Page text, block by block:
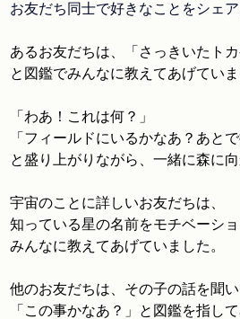
お友だち同士で好きなことをシェア
あるお友だちは、「さっきいたトカ
と図鑑でみんなに教えてあげていま
「わあ！これは何？」
「フィールドにいるかなあ？あと
と盛り上がりながら、一緒に森に向
宇宙のことに詳しいお友だちは、
知っている星の名前をモチベーシ
みんなに教えてあげていました。
他のお友だちは、その子の話を聞い
「この事かなあ？」と図鑑を指し